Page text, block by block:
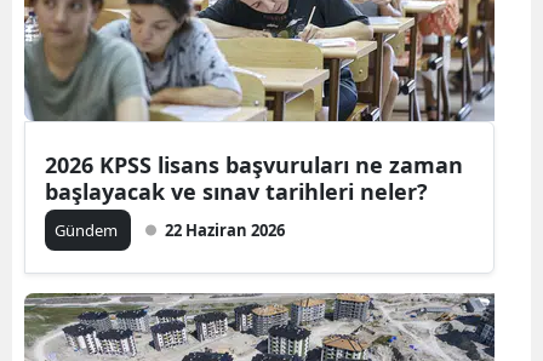
Kırşehir
Kocaeli
Konya
Kütahya
Manisa
2026 KPSS lisans başvuruları ne zaman
başlayacak ve sınav tarihleri neler?
Gündem 22 Haziran 2026